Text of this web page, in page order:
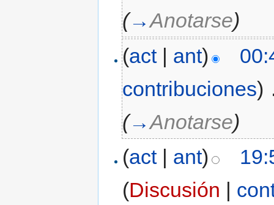
(→Anotarse)
(act| ant)
contribuciones)
(→Anotarse)
(act| ant)
(Discusión |